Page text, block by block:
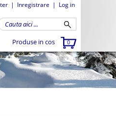
| Inregistrare | Log in
Produse in cos 0